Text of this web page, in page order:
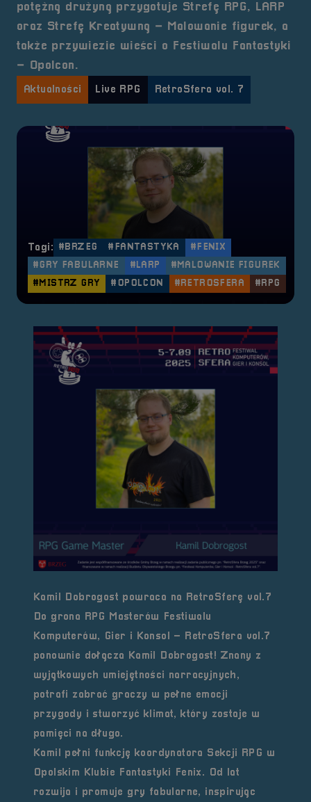
potężną drużyną przygotuje Strefę RPG, LARP
oraz Strefę Kreatywną – Malowanie figurek, a
także przywiezie wieści o Festiwalu Fantastyki
– Opolcon.
Aktualności Live RPG RetroSfera vol. 7
Tagi: #BRZEG #FANTASTYKA
#FENIX
#GRY FABULARNE
#LARP
#MALOWANIE FIGUREK
#MISTRZ GRY
#OPOLCON #RETROSFERA #RPG
Kamil Dobrogost powraca na RetroSferę vol.7
Do grona RPG Masterów Festiwalu
Komputerów, Gier i Konsol – RetroSfera vol.7
ponownie dołącza Kamil Dobrogost! Znany z
wyjątkowych umiejętności narracyjnych,
potrafi zabrać graczy w pełne emocji
przygody i stworzyć klimat, który zostaje w
pamięci na długo.
Kamil pełni funkcję koordynatora Sekcji RPG w
Opolskim Klubie Fantastyki
Fenix. Od lat
rozwija i promuje gry fabularne, inspirując